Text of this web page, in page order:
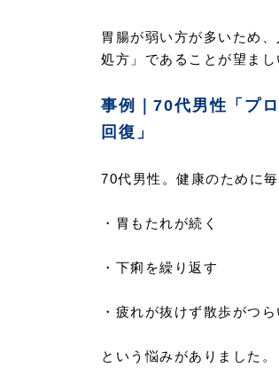
胃腸が弱い方が多いため
処方」であることが望まし
事例｜70代男性「プ
回復」
70代男性。健康のために
・胃もたれが続く
・下痢を繰り返す
・疲れが抜けず散歩がつら
という悩みがありました。